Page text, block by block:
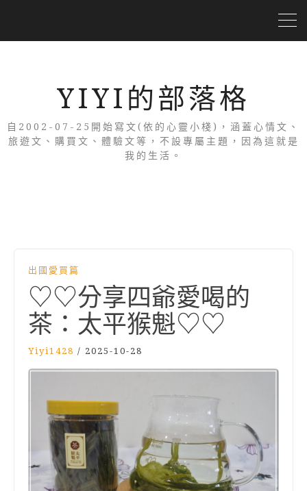
YIYI的部落格
自2002-07-25開始寫文(依的心靈小棧)，涵蓋心情文、
旅遊文、購買文、體驗文等，不設專屬主題，因為這就是
我的生活。
出國愛買篇
♡♡分享四爺愛喝的
茶：太平猴魁♡♡
Yiyi1428 / 2025-10-28